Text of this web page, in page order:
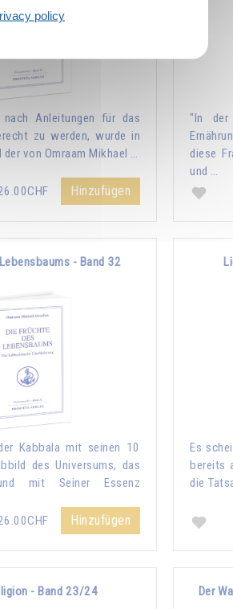
Anleitungen für das
zu werden, wurde in
von Omraam Mikhael …
Hinzufügen
"In
diese
und …
- Band 32
Kabbala mit seinen 10
des Universums, das
mit Seiner Essenz
Hinzufügen
Es
bereits
die
- Band 23/24
Der
policy